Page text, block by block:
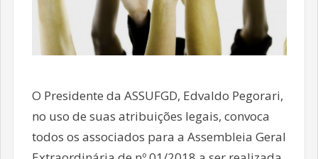
O Presidente da ASSUFGD, Edvaldo Pegorari,
no uso de suas atribuições legais, convoca
todos os associados para a Assembleia Geral